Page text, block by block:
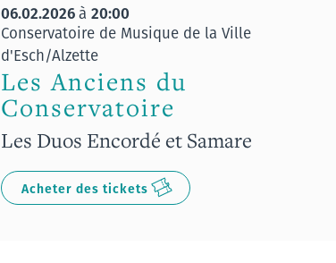
06.02.2026à 20:00
Conservatoire de Musique de la Ville
d'Esch/Alzette
Les Anciens du
Conservatoire
Les Duos Encordé et Samare
Acheter des tickets